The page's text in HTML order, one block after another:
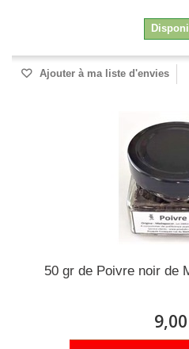
Ajouter à ma liste d'envies
50 gr de Poivre noir de